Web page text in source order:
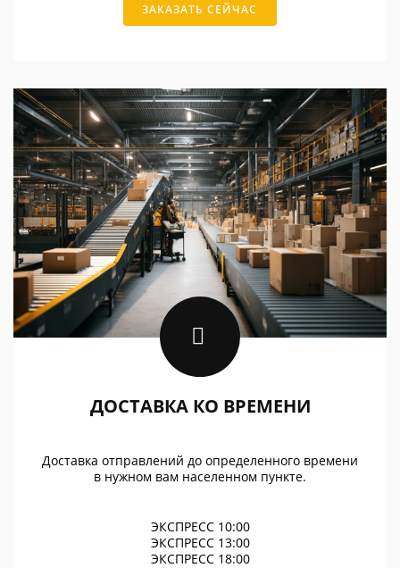
ЗАКАЗАТЬ СЕЙЧАС
ДОСТАВКА КО ВРЕМЕНИ
Доставка отправлений до определенного времени
в нужном вам населенном пункте.
ЭКСПРЕСС 10:00
ЭКСПРЕСС 13:00
ЭКСПРЕСС 18:00